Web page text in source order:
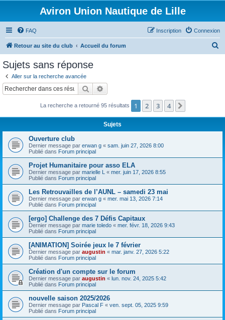
Aviron Union Nautique de Lille
FAQ Connexion
Inscription
Retour au site du club Accueil du forum
c
Sujets sans réponse
Aller sur la recherche avancée
Rechercher
La recherche a retourné 95 résultats 1 2 3 4
Sujets
Ouverture club
Dernier message par erwan g « sam. juin 27, 2026 8:00
Publié dans Forum principal
Projet Humanitaire pour asso ELA
Dernier message par marielle L « mer. juin 17, 2026 8:55
Publié dans Forum principal
Les Retrouvailles de l’AUNL – samedi 23 mai
Dernier message par erwan g « mer. mai 13, 2026 7:14
Publié dans Forum principal
[ergo] Challenge des 7 Défis Capitaux
Dernier message par marie toledo « mer. févr. 18, 2026 9:43
Publié dans Forum principal
[ANIMATION] Soirée jeux le 7 février
Dernier message par augustin « mar. janv. 27, 2026 5:22
Publié dans Forum principal
Création d'un compte sur le forum
Dernier message par augustin « lun. nov. 24, 2025 5:42
Publié dans Forum principal
nouvelle saison 2025/2026
Dernier message par Pascal F « ven. sept. 05, 2025 9:59
Publié dans Forum principal